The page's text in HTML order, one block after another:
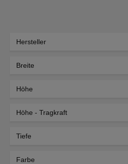
Hersteller
Breite
Höhe
Höhe - Tragkraft
Tiefe
Farbe